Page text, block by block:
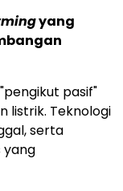
yang
pasif"
listrik. Teknologi
serta
yang